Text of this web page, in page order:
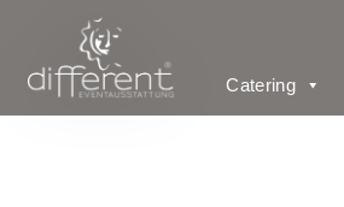
Catering